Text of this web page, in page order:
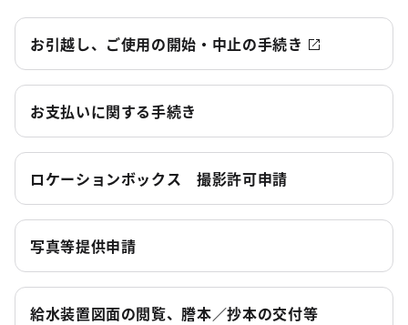
お引越し、ご使用の開始・中止の手続き
お支払いに関する手続き
ロケーションボックス 撮影許可申請
写真等提供申請
給水装置図面の閲覧、謄本／抄本の交付等